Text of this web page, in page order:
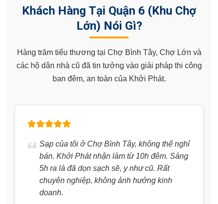
Khách Hàng Tại Quận 6 (Khu Chợ
Lớn) Nói Gì?
Hàng trăm tiểu thương tại Chợ Bình Tây, Chợ Lớn và
các hộ dân nhà cũ đã tin tưởng vào giải pháp thi công
ban đêm, an toàn của Khởi Phát.
Sạp của tôi ở Chợ Bình Tây, không thể nghỉ
bán. Khởi Phát nhận làm từ 10h đêm. Sáng
5h ra là đã dọn sạch sẽ, y như cũ. Rất
chuyên nghiệp, không ảnh hưởng kinh
doanh.